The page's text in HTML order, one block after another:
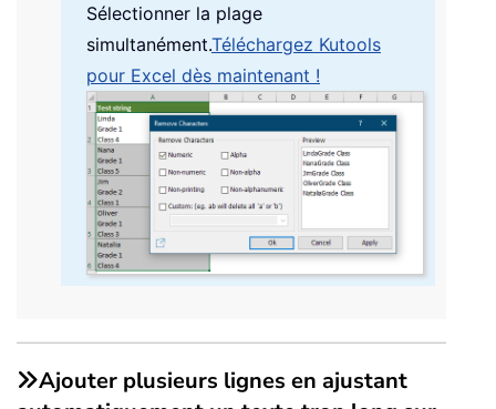
Sélectionner la plage
simultanément.Téléchargez Kutools
pour Excel dès maintenant !
Ajouter plusieurs lignes en ajustant